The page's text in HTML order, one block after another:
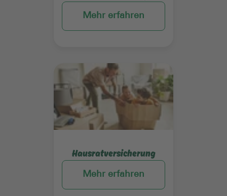
Mehr erfahren
Hausratversicherung
Mehr erfahren
Mehr erfahren